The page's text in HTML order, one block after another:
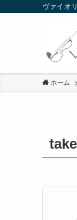
ヴァイオ
ホーム